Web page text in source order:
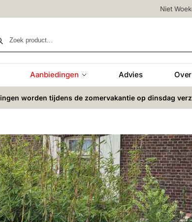
Niet
Aanbiedingen Advies
worden tijdens de zomervakantie op dinsdag